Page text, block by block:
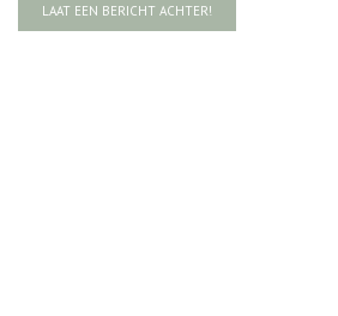
LAAT EEN BERICHT ACHTER!